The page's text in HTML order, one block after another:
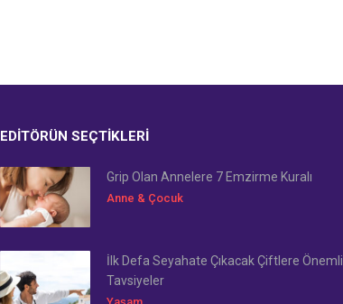
EDITÖRÜN SEÇTIKLERI
Grip Olan Annelere 7 Emzirme Kuralı
Anne & Çocuk
İlk Defa Seyahate Çıkacak Çiftlere Önemli
Tavsiyeler
Yaşam